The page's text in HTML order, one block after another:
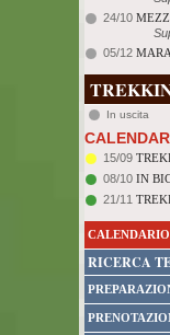
24/10
05/12
In uscita
15/09
08/10 IN
21/11
RICERCA